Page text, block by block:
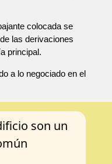
colocada se
las derivaciones
principal.
a lo negociado en el
son un